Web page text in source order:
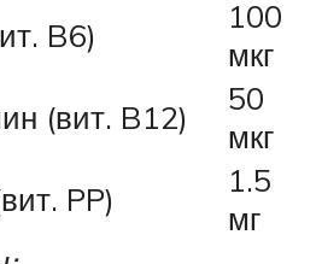
B6)
100
мкг
(вит. B12)
50
мкг
PP)
1.5
мг